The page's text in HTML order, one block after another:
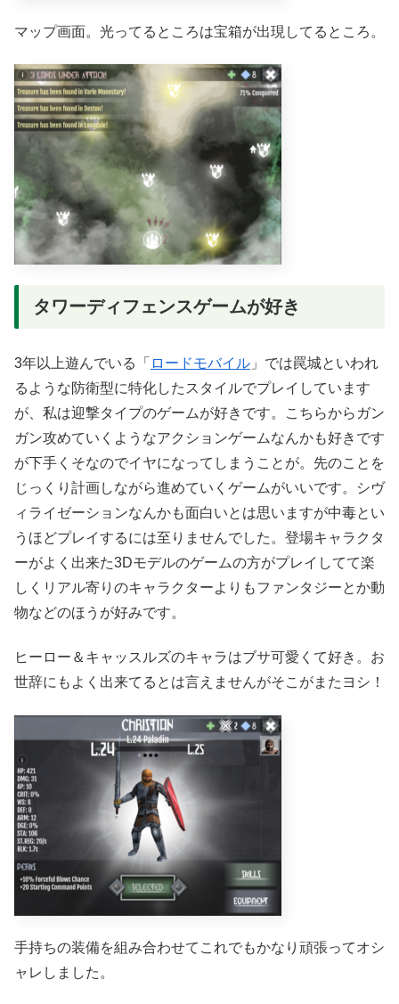
マップ画面。光ってるところは宝箱が出現してるところ。
タワーディフェンスゲームが好き
3年以上遊んでいる「 ロードモバイル 」では罠城といわれ
るような防衛型に特化したスタイルでプレイしています
が、私は迎撃タイプのゲームが好きです。こちらからガン
ガン攻めていくようなアクションゲームなんかも好きです
が下手くそなのでイヤになってしまうことが。先のことを
じっくり計画しながら進めていくゲームがいいです。シヴ
ィライゼーションなんかも面白いとは思いますが中毒とい
うほどプレイするには至りませんでした。登場キャラクタ
ーがよく出来た3Dモデルのゲームの方がプレイしてて楽
しくリアル寄りのキャラクターよりもファンタジーとか動
物などのほうが好みです。
ヒーロー＆キャッスルズのキャラはブサ可愛くて好き。お
世辞にもよく出来てるとは言えませんがそこがまたヨシ！
手持ちの装備を組み合わせてこれでもかなり頑張ってオシ
ャレしました。